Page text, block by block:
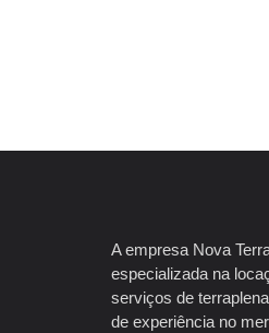
A empresa Nova
especializada na
serviços de
de experiência no